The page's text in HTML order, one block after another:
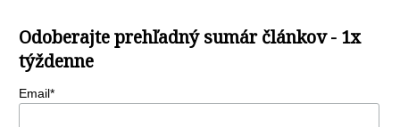
Odoberajte prehľadný sumár článkov - 1x
týždenne
Email*